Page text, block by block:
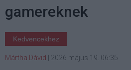
gamereknek
Kedvencekhez
Mártha Dávid 2026 május 19. 06:35